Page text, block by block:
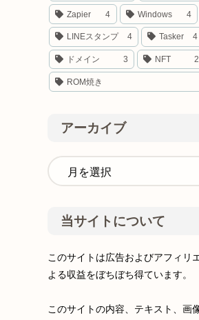
Zapier 4 Windows 4
LINEスタンプ 4 Tasker 4
ドメイン 3 NFT 2
ROM焼き
アーカイブ
当サイトについて
このサイトは広告およびアフィリ
よる収益をぼちぼち得ています。
このサイトの内容、テキスト、画